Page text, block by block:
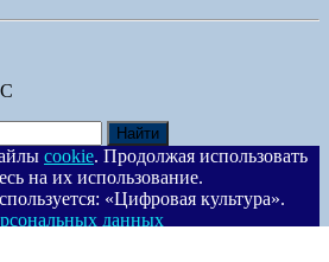
Найти
cookie. Продолжая использовать
на их использование.
«Цифровая культура».
данных